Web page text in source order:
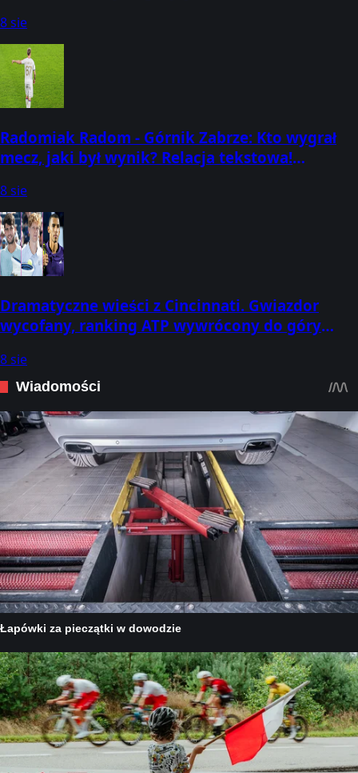
8 sie
Radomiak Radom - Górnik Zabrze: Kto wygrał
mecz, jaki był wynik? Relacja tekstowa!
8 sie
Dramatyczne wieści z Cincinnati. Gwiazdor
wycofany, ranking ATP wywrócony do góry
8 sie